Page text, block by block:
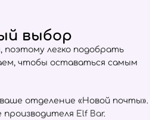
выбор
легко подобрать
чтобы оставаться самым
отделение «Новой почты».
производителя Elf Bar.